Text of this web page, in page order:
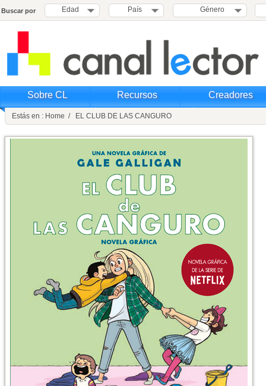
Buscar por Edad País Género
Sobre CL Recursos Creadores
Estás en : Home / EL CLUB DE LAS CANGURO